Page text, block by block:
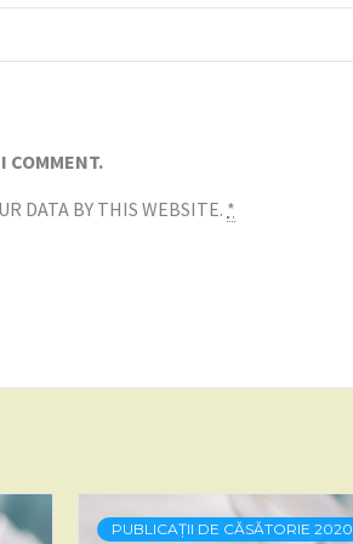
COMMENT.
DATA BY THIS WEBSITE. *
PUBLICAȚII DE CĂSĂTORIE 2020